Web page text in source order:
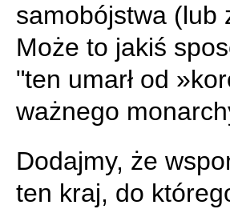
samobójstwa (lub
Może to jakiś
"ten umarł od
ważnego
Dodajmy, że
ten kraj, do